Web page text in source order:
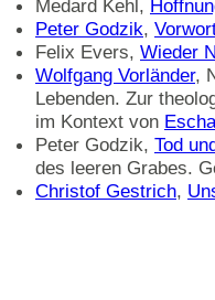
Medard Kehl,
Peter Godzik,
Felix Evers, Wieder
Wolfgang Vorländer,
Lebenden. Zur
im Kontext von
Peter Godzik, Tod
des leeren Grabes.
Christof Gestrich,